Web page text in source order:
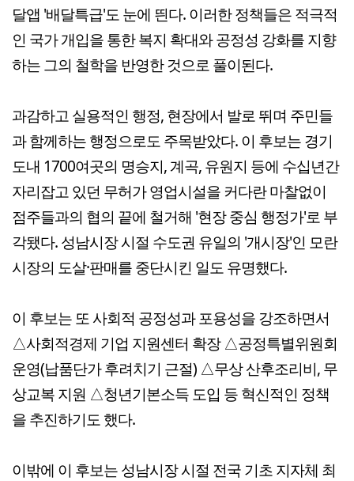
달앱 '배달특급'도 눈에 띈다. 이러한 정책들은 적극적
인 국가 개입을 통한 복지 확대와 공정성 강화를 지향
하는 그의 철학을 반영한 것으로 풀이된다.
과감하고 실용적인 행정, 현장에서 발로 뛰며 주민들
과 함께하는 행정으로도 주목받았다. 이 후보는 경기
도내 1700여곳의 명승지, 계곡, 유원지 등에 수십년간
자리잡고 있던 무허가 영업시설을 커다란 마찰없이
점주들과의 협의 끝에 철거해 '현장 중심 행정가'로 부
각됐다. 성남시장 시절 수도권 유일의 '개시장'인 모란
시장의 도살·판매를 중단시킨 일도 유명했다.
이 후보는 또 사회적 공정성과 포용성을 강조하면서
△사회적경제 기업 지원센터 확장 △공정특별위원회
운영(납품단가 후려치기 근절) △무상 산후조리비, 무
상교복 지원 △청년기본소득 도입 등 혁신적인 정책
을 추진하기도 했다.
이밖에 이 후보는 성남시장 시절 전국 기초 지자체 최